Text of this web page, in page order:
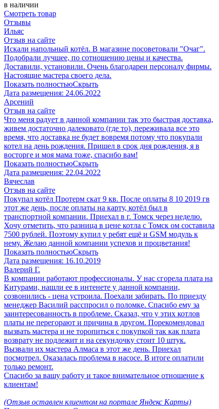
в наличии
Смотреть товар
Отзывы
Ильяс
Отзыв на сайте
Искали напольный котёл. В магазине посоветовали "Очаг".
Подобрали лучшее, по сотношению цены и качества.
Доставили, установили. Очень благодарен персоналу фирмы.
Настоящие мастера своего дела.
Показать полностьюСкрыть
Дата размещения: 24.06.2022
Арсений
Отзыв на сайте
Что меня радует в данной компании так это быстрая доставка,
живем достаточно далековато (где то), переживала все это
время, что доставка не будет вовремя потому что покупали
котел на день рождения. Пришел в срок дня рождения, я в
восторге и моя мама тоже, спасибо вам!
Показать полностьюСкрыть
Дата размещения: 22.04.2022
Вячеслав
Отзыв на сайте
Покупал котёл Протерм скат 9 кв. После оплаты 8 10 2019 гв
этот же день, после оплаты на карту, котёл был в
транспортной компании. Приехал в г. Томск через неделю.
Хочу отметить, что разница в цене котла с Томск ом составила
7500 рублей. Поэтому купил у ребят ещё и GSM модуль к
нему. Желаю данной компании успехов и процветания!
Показать полностьюСкрыть
Дата размещения: 16.10.2019
Валерий Г.
В компании работают профессионалы. У нас сгорела плата на
Китурами, нашли ее в интенете у данной компании,
созвонились - цена устроила. Поехали забирать. По приезду
менеджер Василий расспросил о поломке. Спасибо ему за
заинтересованность в проблеме. Сказал, что у этих котлов
платы не перегорают и причина в другом. Порекомендовал
вызвать мастера и не торопиться с покупкой так как плата
возврату не подлежит и на секундочку стоит 10 штук.
Вызвали их мастера Алмаса в этот же день. Приехал
посмотрел. Оказалась проблема в насосе. В итоге оплатили
только ремонт.
Спасибо за вашу работу и такое внимательное отношение к
клиентам!
(Отзыв оставлен клиентом на портале Яндекс Карты)